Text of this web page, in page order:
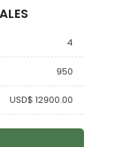
4
950
USD$ 12900.00